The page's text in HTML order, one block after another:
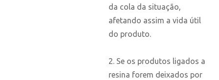
da cola da situação,
afetando assim a vida útil
do produto.
2. Se os produtos ligados a
resina forem deixados por